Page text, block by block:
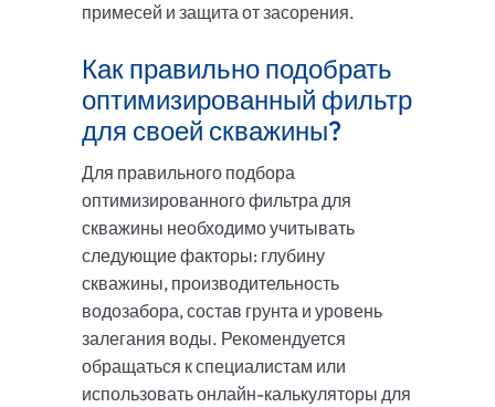
примесей и защита от засорения.
Как правильно подобрать
оптимизированный фильтр
для своей скважины?
Для правильного подбора
оптимизированного фильтра для
скважины необходимо учитывать
следующие факторы: глубину
скважины, производительность
водозабора, состав грунта и уровень
залегания воды. Рекомендуется
обращаться к специалистам или
использовать онлайн-калькуляторы для